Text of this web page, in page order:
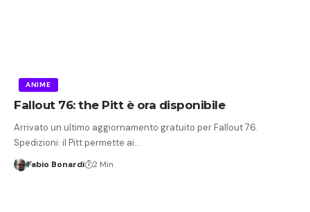
ANIME
Fallout 76: the Pitt è ora disponibile
Arrivato un ultimo aggiornamento gratuito per Fallout 76.
Spedizioni: il Pitt permette ai…
Fabio Bonardi 2 Min